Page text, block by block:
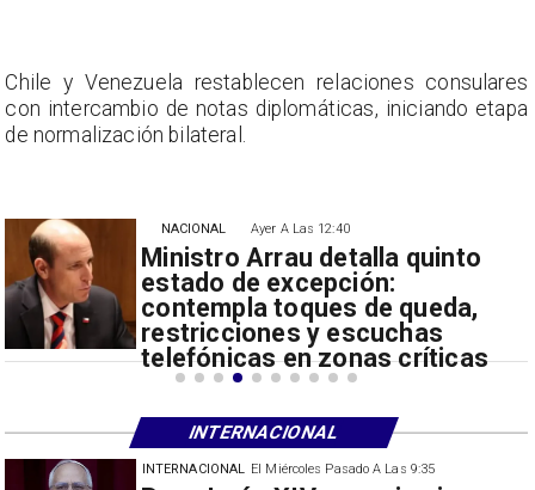
El Miércoles Pasado A Las 9:35
INTERNACIONAL
Ayer A Las 12:40
Ministro Arrau detalla quinto
estado de excepción:
contempla toques de queda,
restricciones y escuchas
telefónicas en zonas críticas
NACIONAL
Chile y Venezuela restablecen relaciones consulares
con intercambio de notas diplomáticas, iniciando etapa
de normalización bilateral.
INTERNACIONAL